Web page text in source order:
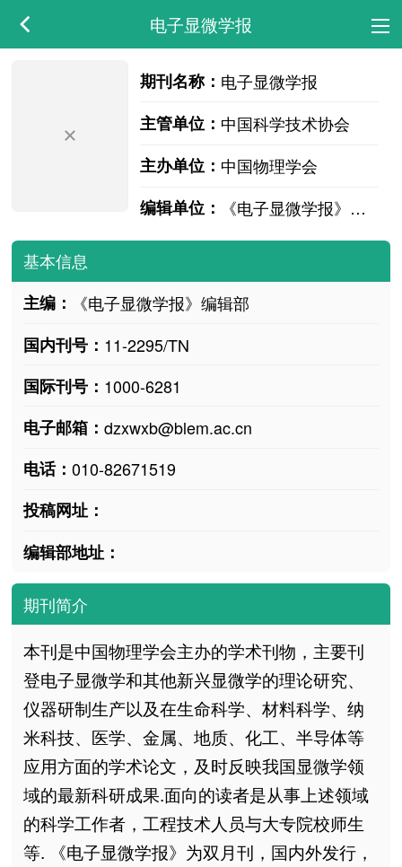
电子显微学报
期刊名称： 电子显微学报
主管单位： 中国科学技术协会
主办单位： 中国物理学会
编辑单位：
《电子显微学报》编辑部
基本信息
主编：
《电子显微学报》编辑部
国内刊号： 11-2295/TN
国际刊号： 1000-6281
电子邮箱： dzxwxb@blem.ac.cn
电话： 010-82671519
投稿网址：
编辑部地址：
期刊简介
本刊是中国物理学会主办的学术刊物，主要刊
登电子显微学和其他新兴显微学的理论研究、
仪器研制生产以及在生命科学、材料科学、纳
米科技、医学、金属、地质、化工、半导体等
应用方面的学术论文，及时反映我国显微学领
域的最新科研成果.面向的读者是从事上述领域
的科学工作者，工程技术人员与大专院校师生
等. 《电子显微学报》为双月刊，国内外发行，